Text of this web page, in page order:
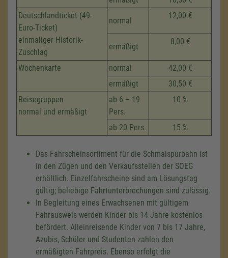
Deutschlandticket (49-
Euro-Ticket)
einmaliger Historik-
Zuschlag
normal
12,00 €
ermäßigt
8,00 €
Wochenkarte normal
42,00 €
ermäßigt
30,50 €
Reisegruppen
normal und ermäßigt
ab 6 – 19
Pers.
10 %
ab 20 Pers. 15 %
Das Fahrscheinsortiment für die Schmalspurbahn ist
in den Zügen und den Verkaufsstellen der SOEG
erhältlich. Einzelfahrscheine sind am Lösungstag
gültig; beliebige Fahrtunterbrechungen sind zulässig.
In Begleitung eines Erwachsenen mit gültigem
Fahrausweis werden Kinder bis 14 Jahre kostenlos
befördert. Alleinreisende Kinder von 7 bis 17 Jahre,
Azubis, Schüler und Studenten zahlen den
ermäßigten Fahrpreis. Ebenso erfolgt die